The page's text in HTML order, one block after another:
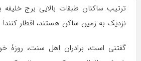
ترتیب ساکنان طبقات بالایی برج خلیفه
نزدیک به زمین ساکن هستند، افطار کنند!
گفتنی است، برادران اهل سنت، روزۀ